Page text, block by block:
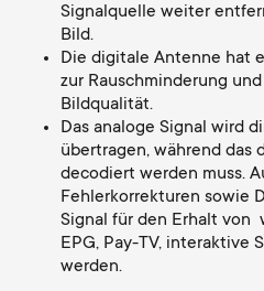
d
a
r
y
p
Kabelmanagement
o
n
d
a
r
Signalquelle weiter
Bild.
Die digitale Antenne hat
zur Rauschminderung
Bildqualität.
Das analoge Signal wird
übertragen, während das
decodiert werden muss.
Fehlerkorrekturen sowie
Signal für den Erhalt von
EPG, Pay-TV, interaktive
werden.